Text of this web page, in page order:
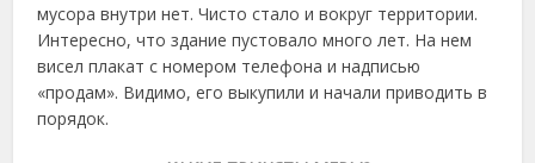
мусора внутри нет. Чисто стало и вокруг территории.
Интересно, что здание пустовало много лет. На нем
висел плакат с номером телефона и надписью
«продам». Видимо, его выкупили и начали приводить в
порядок.